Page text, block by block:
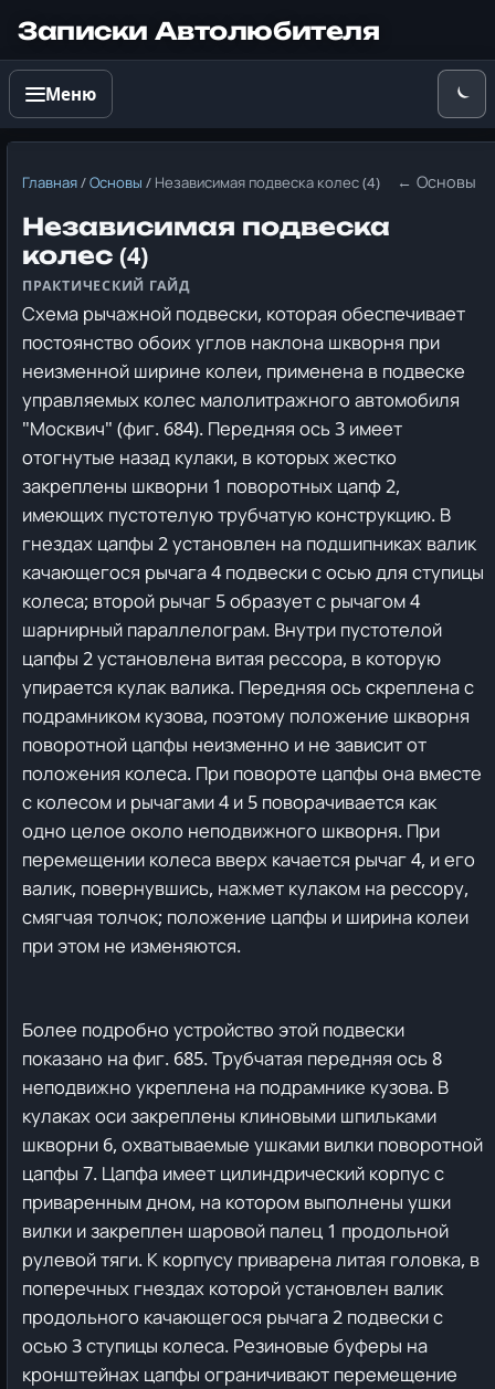
Записки Автолюбителя
Меню
Главная/Основы / Независимая подвеска колес (4) ← Основы
Независимая подвеска
колес (4)
Схема рычажной подвески, которая обеспечивает
постоянство обоих углов наклона шкворня при
неизменной ширине колеи, применена в подвеске
управляемых колес малолитражного автомобиля
"Москвич" (фиг. 684). Передняя ось 3 имеет
отогнутые назад кулаки, в которых жестко
закреплены шкворни 1 поворотных цапф 2,
имеющих пустотелую трубчатую конструкцию. В
гнездах цапфы 2 установлен на подшипниках валик
качающегося рычага 4 подвески с осью для ступицы
колеса; второй рычаг 5 образует с рычагом 4
шарнирный параллелограм. Внутри пустотелой
цапфы 2 установлена витая рессора, в которую
упирается кулак валика. Передняя ось скреплена с
подрамником кузова, поэтому положение шкворня
поворотной цапфы неизменно и не зависит от
положения колеса. При повороте цапфы она вместе
с колесом и рычагами 4 и 5 поворачивается как
одно целое около неподвижного шкворня. При
перемещении колеса вверх качается рычаг 4, и его
валик, повернувшись, нажмет кулаком на рессору,
смягчая толчок; положение цапфы и ширина колеи
при этом не изменяются.
Более подробно устройство этой подвески
показано на фиг. 685. Трубчатая передняя ось 8
неподвижно укреплена на подрамнике кузова. В
кулаках оси закреплены клиновыми шпильками
шкворни 6, охватываемые ушками вилки поворотной
цапфы 7. Цапфа имеет цилиндрический корпус с
приваренным дном, на котором выполнены ушки
вилки и закреплен шаровой палец 1 продольной
рулевой тяги. К корпусу приварена литая головка, в
поперечных гнездах которой установлен валик
продольного качающегося рычага 2 подвески с
осью 3 ступицы колеса. Резиновые буферы на
кронштейнах цапфы ограничивают перемещение